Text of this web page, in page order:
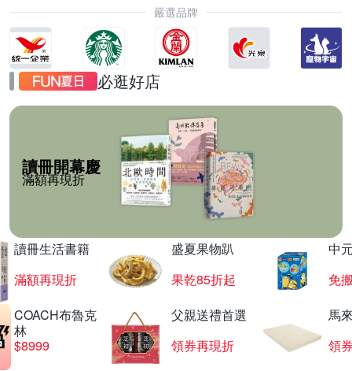
嚴選品牌
必逛好店
讀冊開幕慶
滿額再現折
讀冊生活書籍
滿額再現折
盛夏果物趴
果乾85折起
中
免
COACH布魯克
林
$8999
父親送禮首選
領券再現折
馬
領